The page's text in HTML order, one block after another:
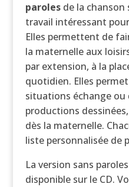
parolesde la chanson
travail intéressant
Elles permettent de
la maternelle aux
par extension, à la
quotidien. Elles
situations échange ou
productions
dès la maternelle.
liste personnalisée de
La version sans
disponible sur le CD.